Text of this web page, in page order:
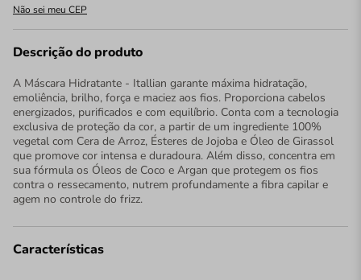
Não sei meu CEP
Descrição do produto
A Máscara Hidratante - Itallian garante máxima hidratação,
emoliência, brilho, força e maciez aos fios. Proporciona cabelos
energizados, purificados e com equilíbrio. Conta com a tecnologia
exclusiva de proteção da cor, a partir de um ingrediente 100%
vegetal com Cera de Arroz, Ésteres de Jojoba e Óleo de Girassol
que promove cor intensa e duradoura. Além disso, concentra em
sua fórmula os Óleos de Coco e Argan que protegem os fios
contra o ressecamento, nutrem profundamente a fibra capilar e
agem no controle do frizz.
Características